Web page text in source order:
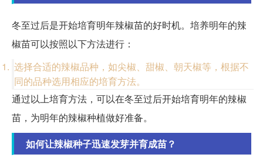
冬至过后是开始培育明年辣椒苗的好时机。培养明年的辣
椒苗可以按照以下方法进行：
选择合适的辣椒品种，如尖椒、甜椒、朝天椒等，根据不
同的品种选用相应的培育方法。
通过以上培育方法，可以在冬至过后开始培育明年的辣椒
苗，为明年的辣椒种植做好准备。
如何让辣椒种子迅速发芽并育成苗？